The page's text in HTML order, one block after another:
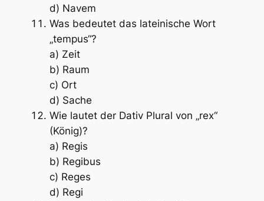
d) Navem
Was bedeutet das lateinische Wort
„tempus“?
a) Zeit
b) Raum
c) Ort
d) Sache
Wie lautet der Dativ Plural von „rex“
(König)?
a) Regis
b) Regibus
c) Reges
d) Regi